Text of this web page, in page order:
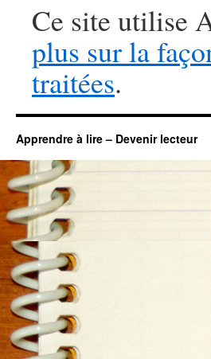
Ce site utilise
plus sur la
traitées.
Apprendre à lire – Devenir lecteur